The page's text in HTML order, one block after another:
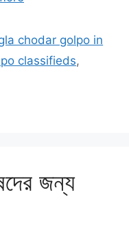
chodar golpo in
classifieds,
জন্য